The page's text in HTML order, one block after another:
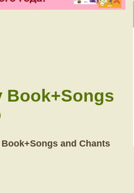
Book+Songs
and Chants